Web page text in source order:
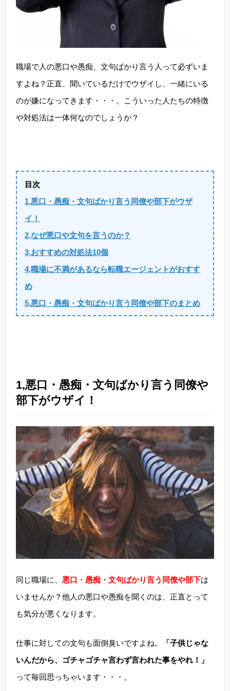
職場で人の悪口や愚痴、文句ばかり言う人って必ずいま
すよね？正直、聞いているだけでウザイし、一緒にいる
のが嫌になってきます・・・。こういった人たちの特徴
や対処法は一体何なのでしょうか？
目次
1,悪口・愚痴・文句ばかり言う同僚や部下がウザ
イ！
2,なぜ悪口や文句を言うのか？
3,おすすめの対処法10個
4,職場に不満があるなら転職エージェントがおすす
め
5,悪口・愚痴・文句ばかり言う同僚や部下のまとめ
1,悪口・愚痴・文句ばかり言う同僚や
部下がウザイ！
同じ職場に、 悪口・愚痴・文句ばかり言う同僚や部下は
いませんか？他人の悪口や愚痴を聞くのは、正直とって
も気分が悪くなります。
仕事に対しての文句も面倒臭いですよね。
「子供じゃな
いんだから、ゴチャゴチャ言わず言われた事をやれ！」
って毎回思っちゃいます・・・。